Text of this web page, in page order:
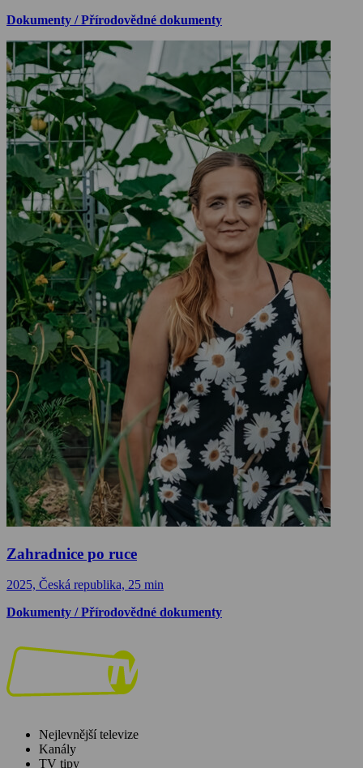
Dokumenty / Přírodovědné dokumenty
Zahradnice po ruce
2025, Česká republika, 25 min
Dokumenty / Přírodovědné dokumenty
Nejlevnější televize
Kanály
TV tipy